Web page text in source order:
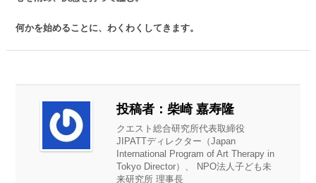
何かを始めることに、わくわくしてきます。
投稿者：柴崎 嘉寿隆
クエスト総合研究所代表取締役
JIPATTディレクター（Japan
International Program of Art Therapy in
Tokyo Director）、 NPO法人子ども未
来研究所 理事長